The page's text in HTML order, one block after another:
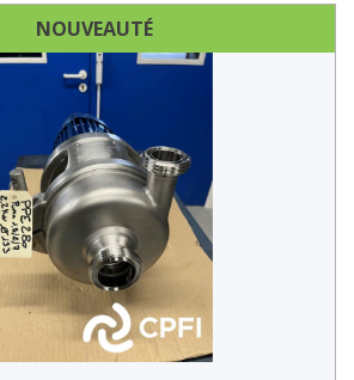
NOUVEAUTÉ